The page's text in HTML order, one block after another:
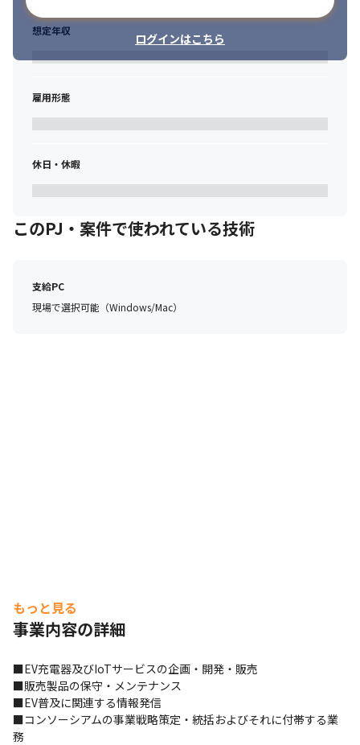
ログインはこちら
想定年収
雇用形態
休日・休暇
このPJ・案件で使われている技術
支給PC
現場で選択可能（Windows/Mac）
もっと見る
事業内容の詳細
■EV充電器及びIoTサービスの企画・開発・販売
■販売製品の保守・メンテナンス
■EV普及に関連する情報発信
■コンソーシアムの事業戦略策定・統括およびそれに付帯する業
務